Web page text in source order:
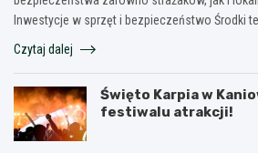
Inwestycje w sprzęt i bezpieczeństwo Środki te…
Czytaj dalej
Święto Karpia w
festiwalu atrakcji!